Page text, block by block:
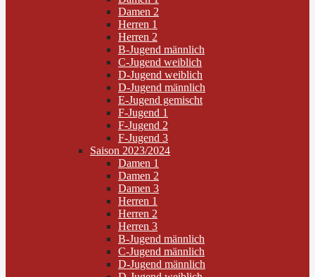
Damen 2
Herren 1
Herren 2
B-Jugend männlich
C-Jugend weiblich
D-Jugend weiblich
D-Jugend männlich
E-Jugend gemischt
F-Jugend 1
F-Jugend 2
F-Jugend 3
Saison 2023/2024
Damen 1
Damen 2
Damen 3
Herren 1
Herren 2
Herren 3
B-Jugend männlich
C-Jugend männlich
D-Jugend männlich